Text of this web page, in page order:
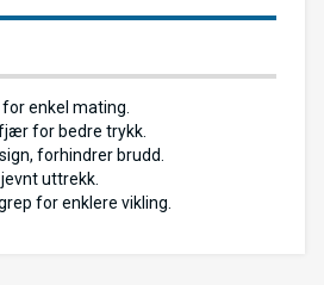
enkel mating.
for bedre trykk.
forhindrer brudd.
uttrekk.
for enklere vikling.